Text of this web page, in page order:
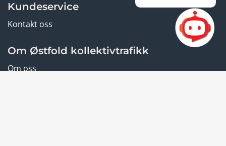
Kundeservice
Kontakt oss
Om Østfold kollektivtrafikk
Om oss